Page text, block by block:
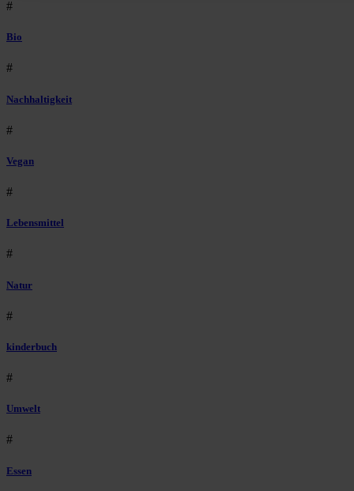
#
Bio
#
Nachhaltigkeit
#
Vegan
#
Lebensmittel
#
Natur
#
kinderbuch
#
Umwelt
#
Essen